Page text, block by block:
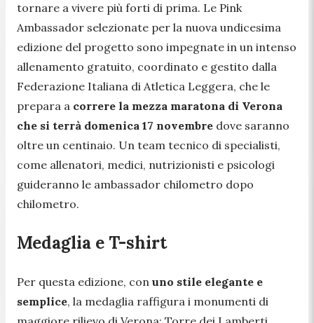
tornare a vivere più forti di prima. Le Pink
Ambassador selezionate per la nuova undicesima
edizione del progetto sono impegnate in un intenso
allenamento gratuito, coordinato e gestito dalla
Federazione Italiana di Atletica Leggera, che le
prepara a correre la mezza maratona di Verona
che si terrà domenica 17 novembre dove saranno
oltre un centinaio. Un team tecnico di specialisti,
come allenatori, medici, nutrizionisti e psicologi
guideranno le ambassador chilometro dopo
chilometro.
Medaglia e T-shirt
Per questa edizione, con uno stile elegante e
semplice, la medaglia raffigura i monumenti di